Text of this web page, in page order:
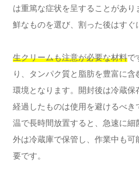
は重篤な症状を呈することがあ
鮮なものを選び、割った後はすぐ
生クリームも注意が必要な材料で
り、タンパク質と脂肪を豊富に
環境となります。開封後は冷蔵
経過したものは使用を避けるべ
温で長時間放置すると、急速に細
外は冷蔵庫で保管し、作業中も
要です。